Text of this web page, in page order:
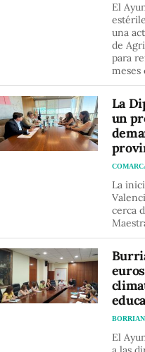
El
una
de
para
meses
La
un
La
cerca
El